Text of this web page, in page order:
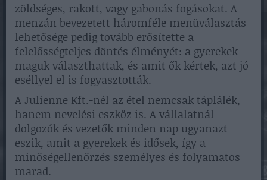
zöldséges, rakott, vagy gabonás fogásokat. A
menzán bevezetett háromféle menüválasztás
lehetősége pedig tovább erősítette a
felelősségteljes döntés élményét: a gyerekek
maguk választhattak, és amit ők kértek, azt jó
eséllyel el is fogyasztották.
A Julienne Kft.-nél az étel nemcsak táplálék,
hanem nevelési eszköz is. A vállalatnál
dolgozók és vezetők minden nap ugyanazt
eszik, amit a gyerekek és idősek, így a
minőségellenőrzés személyes és folyamatos
marad.